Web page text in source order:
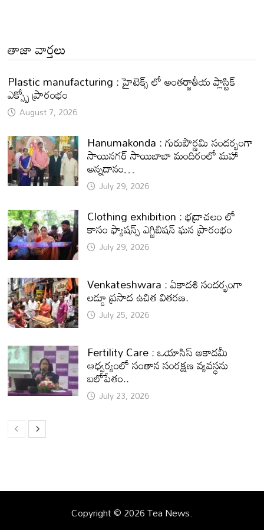
తాజా వార్తలు
Plastic manufacturing : హైటెక్స్ లో అంతర్జాతీయ ప్లాస్టిక్
ఎక్స్పో ప్రారంభం
August 7, 2026
Hanumakonda : గురుపౌర్ణమి సందర్భంగా
సాయినగర్‌ సాయిబాబా మందిరంలో మహా
అన్నదానం…
July 29, 2026
Clothing exhibition : భద్రాచలం లో
కాసం ఫ్యాషన్స్ ఎగ్జిబిషన్ ఘన ప్రారంభం
July 29, 2026
Venkateshwara : ఏకాదశి సందర్భంగా
లడ్డూ ప్రసాద ఉచిత వితరణ.
July 25, 2026
Fertility Care : ఒయాసిస్ అకాడమీ
ఆధ్వర్యంలో సంతాన సంరక్షణ వ్యవస్థను
బలోపేతం..
July 23, 2026
Copyright © 2026Tea News.